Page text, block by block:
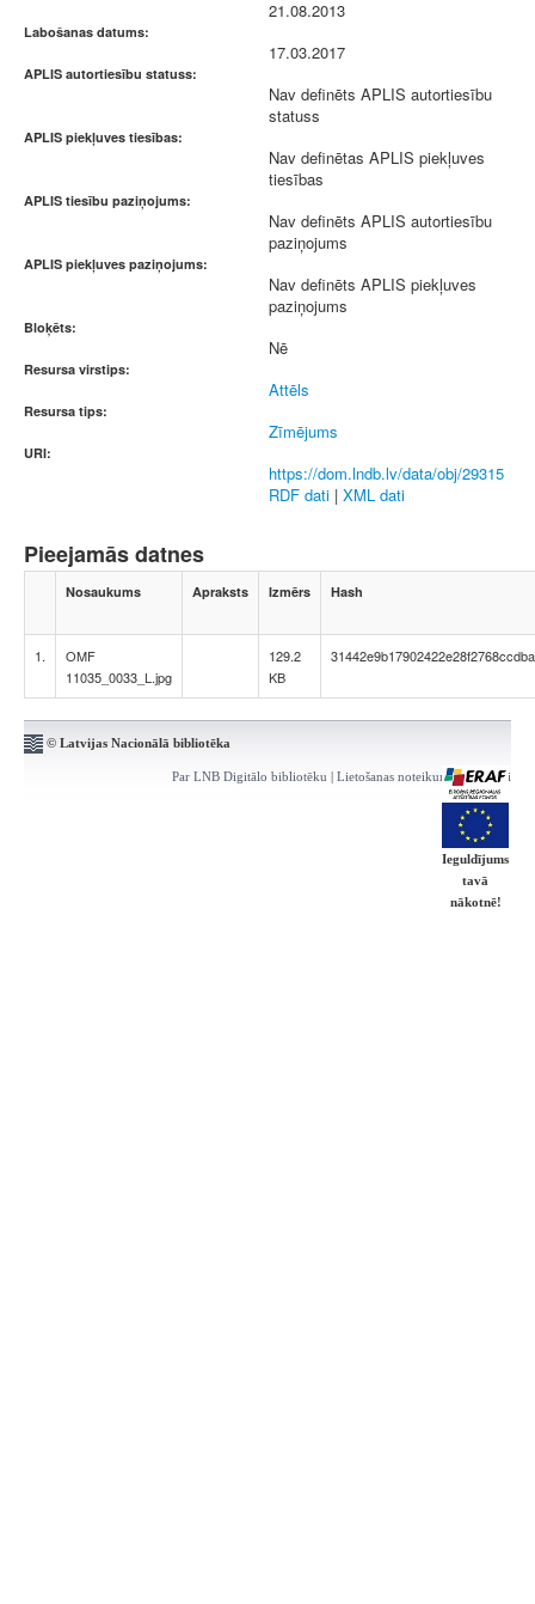
21.08.2013
Labošanas datums:
17.03.2017
APLIS autortiesību statuss:
Nav definēts APLIS autortiesību
statuss
APLIS piekļuves tiesības:
Nav definētas APLIS piekļuves
tiesības
APLIS tiesību paziņojums:
Nav definēts APLIS autortiesību
paziņojums
APLIS piekļuves paziņojums:
Nav definēts APLIS piekļuves
paziņojums
Bloķēts:
Nē
Resursa virstips:
Attēls
Resursa tips:
Zīmējums
URI:
https://dom.lndb.lv/data/obj/29315
RDF dati | XML dati
Pieejamās datnes
Nosaukums Apraksts Izmērs Hash
1.
OMF
11035_0033_L.jpg
129.2
KB
© Latvijas Nacionālā bibliotēka
Par LNB Digitālo bibliotēku | Lietošanas noteikumi | Kontakti
Ieguldījums
tavā
nākotnē!